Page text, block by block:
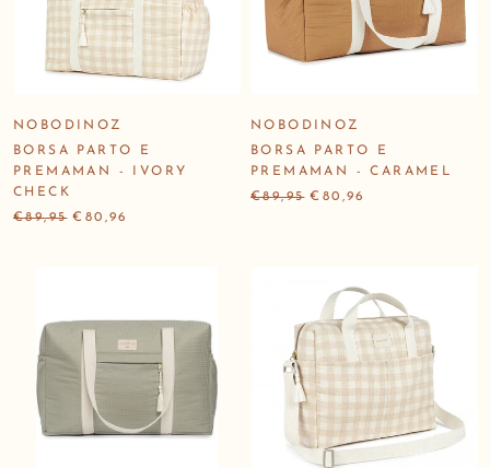
NOBODINOZ
BORSA PARTO E
PREMAMAN - IVORY
CHECK
€89,95 €80,96
NOBODINOZ
BORSA PARTO E
PREMAMAN - CARAMEL
€89,95 €80,96